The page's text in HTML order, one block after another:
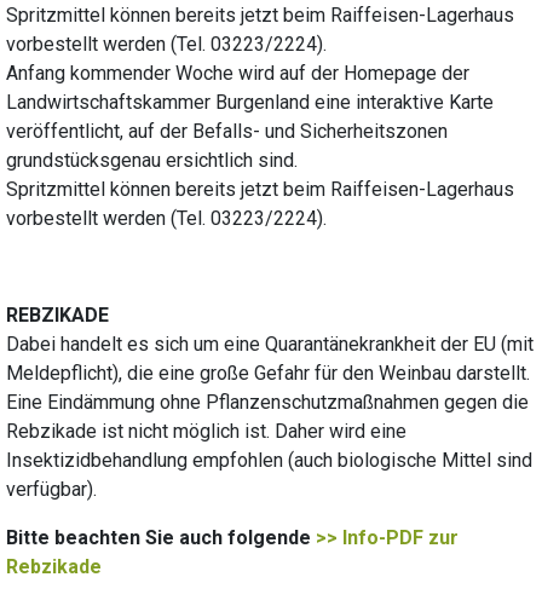
Spritzmittel können bereits jetzt beim Raiffeisen-Lagerhaus
vorbestellt werden (Tel. 03223/2224).
Anfang kommender Woche wird auf der Homepage der
Landwirtschaftskammer Burgenland eine interaktive Karte
veröffentlicht, auf der Befalls- und Sicherheitszonen
grundstücksgenau ersichtlich sind.
Spritzmittel können bereits jetzt beim Raiffeisen-Lagerhaus
vorbestellt werden (Tel. 03223/2224).
REBZIKADE
Dabei handelt es sich um eine Quarantänekrankheit der EU (mit
Meldepflicht), die eine große Gefahr für den Weinbau darstellt.
Eine Eindämmung ohne Pflanzenschutzmaßnahmen gegen die
Rebzikade ist nicht möglich ist. Daher wird eine
Insektizidbehandlung empfohlen (auch biologische Mittel sind
verfügbar).
Bitte beachten Sie auch folgende >> Info-PDF zur
Rebzikade